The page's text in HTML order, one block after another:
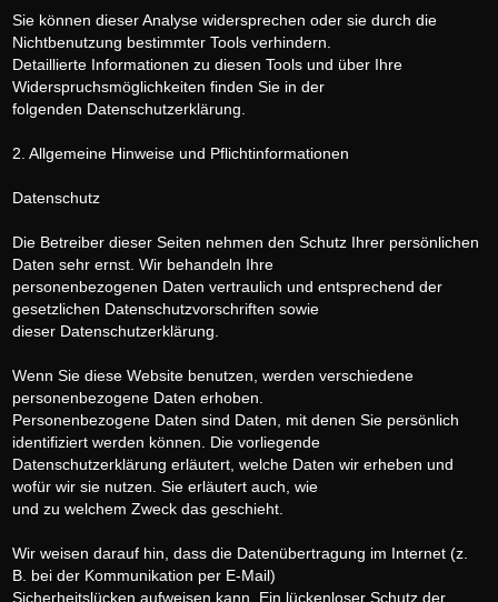
Sie können dieser Analyse widersprechen oder sie durch die
Nichtbenutzung bestimmter Tools verhindern.
Detaillierte Informationen zu diesen Tools und über Ihre
Widerspruchsmöglichkeiten finden Sie in der
folgenden Datenschutzerklärung.
2. Allgemeine Hinweise und Pflichtinformationen
Datenschutz
Die Betreiber dieser Seiten nehmen den Schutz Ihrer persönlichen
Daten sehr ernst. Wir behandeln Ihre
personenbezogenen Daten vertraulich und entsprechend der
gesetzlichen Datenschutzvorschriften sowie
dieser Datenschutzerklärung.
Wenn Sie diese Website benutzen, werden verschiedene
personenbezogene Daten erhoben.
Personenbezogene Daten sind Daten, mit denen Sie persönlich
identifiziert werden können. Die vorliegende
Datenschutzerklärung erläutert, welche Daten wir erheben und
wofür wir sie nutzen. Sie erläutert auch, wie
und zu welchem Zweck das geschieht.
Wir weisen darauf hin, dass die Datenübertragung im Internet (z.
B. bei der Kommunikation per E-Mail)
Sicherheitslücken aufweisen kann. Ein lückenloser Schutz der